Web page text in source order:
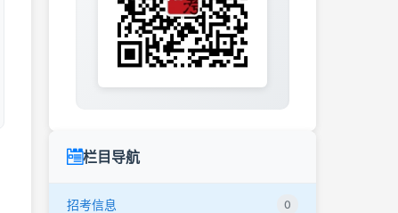
栏目导航
招考信息 0